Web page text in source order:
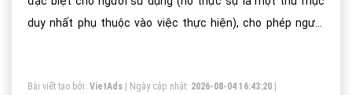
duy nhất phụ thuộc vào việc thực hiện), cho phép người
Bài viết tạo bởi: VietAds | Ngày cập nhật: 2026-08-04 16:43:20